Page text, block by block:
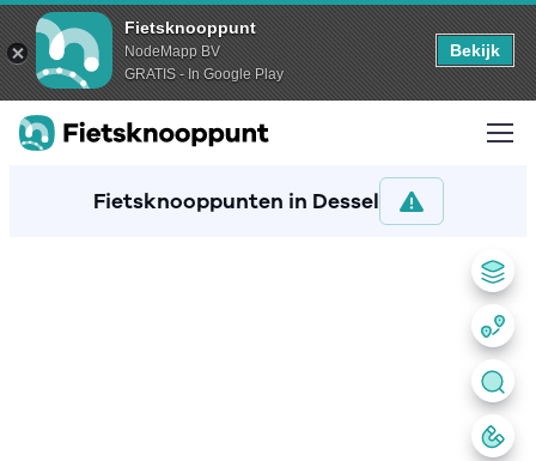
Fietsknooppunt
NodeMapp BV
GRATIS - In Google Play
Bekijk
Fietsknooppunten in Dessel